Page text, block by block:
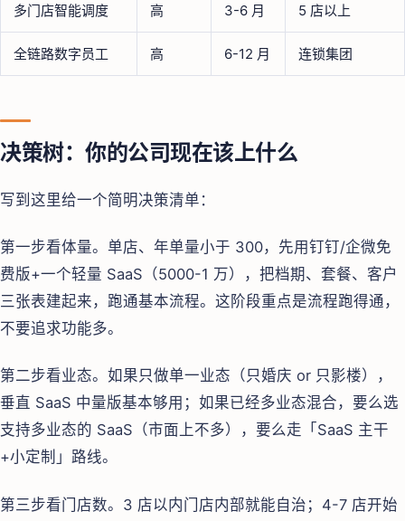
多门店智能调度 高 3-6 月 5 店以上
全链路数字员工 高 6-12 月 连锁集团
决策树：你的公司现在该上什么
写到这里给一个简明决策清单：
第一步看体量。单店、年单量小于 300，先用钉钉/企微免
费版+一个轻量 SaaS（5000-1 万），把档期、套餐、客户
三张表建起来，跑通基本流程。这阶段重点是流程跑得通，
不要追求功能多。
第二步看业态。如果只做单一业态（只婚庆 or 只影楼），
垂直 SaaS 中量版基本够用；如果已经多业态混合，要么选
支持多业态的 SaaS（市面上不多），要么走「SaaS 主干
+小定制」路线。
第三步看门店数。3 店以内门店内部就能自治；4-7 店开始